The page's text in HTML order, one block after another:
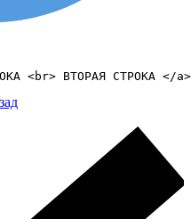
<br> ВТОРАЯ СТРОКА </a>